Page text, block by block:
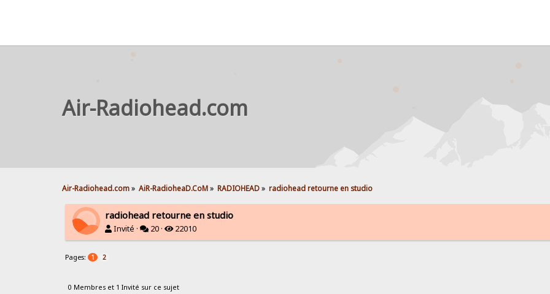
Air-Radiohead.com
Air-Radiohead.com» AiR-RadioheaD.CoM» RADIOHEAD» radiohead retourne en studio
radiohead retourne en studio
Invité · 20 · 22010
Pages: 1 2
0 Membres et 1 Invité sur ce sujet